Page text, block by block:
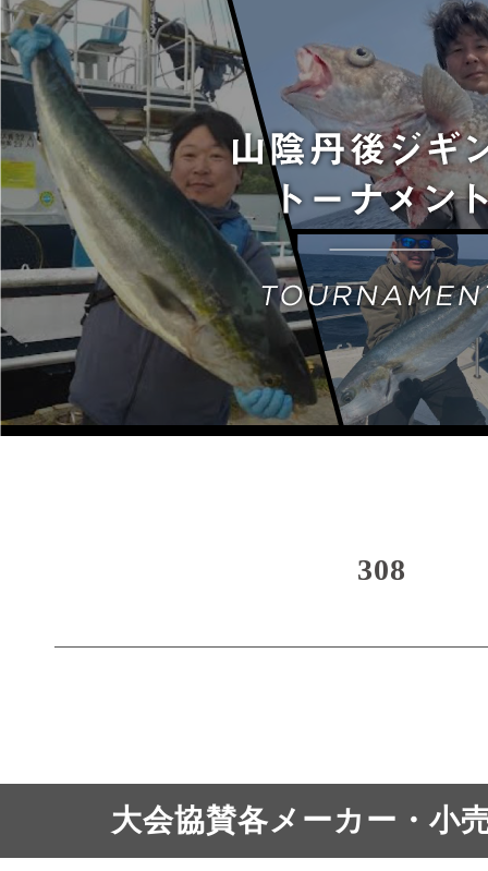
308
大会協賛各メーカー・小